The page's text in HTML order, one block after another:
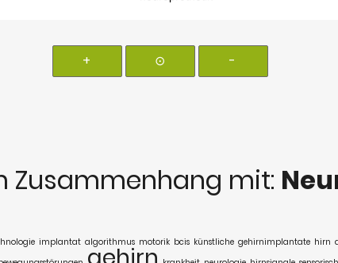
+ ⊙ -
Zusammenhang mit:
implantat algorithmus motorik bcis künstliche gehirnimplantate hirn